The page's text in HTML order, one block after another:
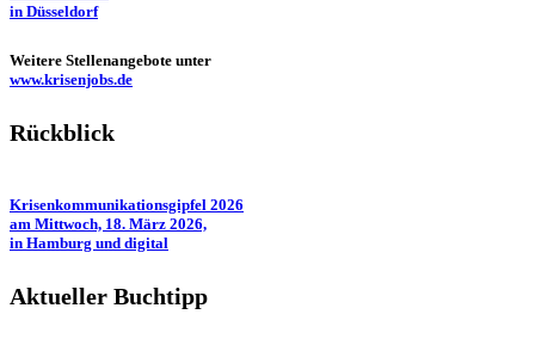
in Düsseldorf
Weitere Stellenangebote unter
www.krisenjobs.de
Rückblick
Krisenkommunikationsgipfel 2026
am Mittwoch, 18. März 2026,
in Hamburg und digital
Aktueller Buchtipp